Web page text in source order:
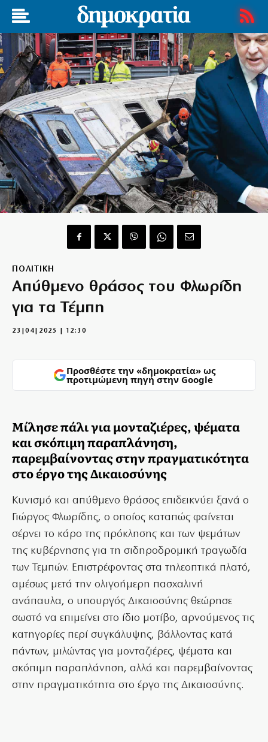
ΠΟΛΙΤΙΚΗ
Απύθμενο θράσος του Φλωρίδη
για τα Τέμπη
23|04|2025 | 12:30
Προσθέστε την «δημοκρατία» ως
προτιμώμενη πηγή στην Google
Μίλησε πάλι για μονταζιέρες, ψέματα
και σκόπιμη παραπλάνηση,
παρεμβαίνοντας στην πραγματικότητα
στο έργο της Δικαιοσύνης
Κυνισμό και απύθμενο θράσος επιδεικνύει ξανά ο
Γιώργος Φλωρίδης, ο οποίος καταπώς φαίνεται
σέρνει το κάρο της πρόκλησης και των ψεμάτων
της κυβέρνησης για τη σιδηροδρομική τραγωδία
των Τεμπών. Επιστρέφοντας στα τηλεοπτικά πλατό,
αμέσως μετά την ολιγοήμερη πασχαλινή
ανάπαυλα, ο υπουργός Δικαιοσύνης θεώρησε
σωστό να επιμείνει στο ίδιο μοτίβο, αρνούμενος τις
κατηγορίες περί συγκάλυψης, βάλλοντας κατά
πάντων, μιλώντας για μονταζιέρες, ψέματα και
σκόπιμη παραπλάνηση, αλλά και παρεμβαίνοντας
στην πραγματικότητα στο έργο της Δικαιοσύνης.